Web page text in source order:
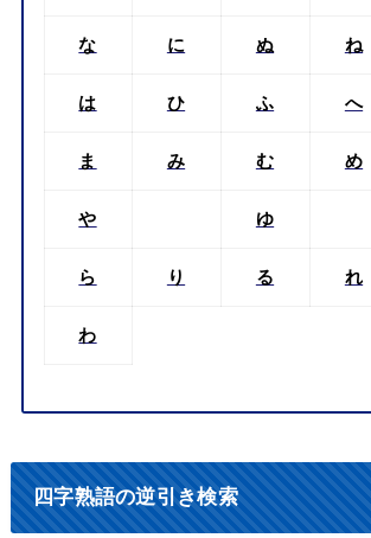
な に ぬ ね
は ひ ふ へ
ま み む め
や ゆ
ら り る れ
わ
四字熟語の逆引き検索